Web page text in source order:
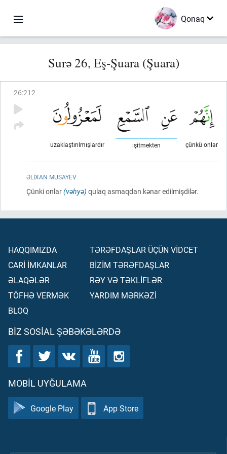
Qonaq
Surə 26, Eş-Şuara (Şuara)
26:212
çünkü onlar
işitmekten
uzaklaştırılmışlardır
ƏLIXAN MUSAYEV
Çünki onlar(vəhyə) qulaq asmaqdan kənar edilmişdilər.
HAQQIMIZDA
CARİ İMKANLAR
ƏLAQƏLƏR
TÖFHƏ VERMƏK
BLOQ
TƏRƏFDAŞLAR ÜÇÜN VİDCET
BİZİM TƏRƏFDAŞLAR
RƏY VƏ TƏKLİFLƏR
YARDIM MƏRKƏZİ
BIZ SOSIAL ŞƏBƏKƏLƏRDƏ
MOBIL UYĞULAMA
Google Play App Store